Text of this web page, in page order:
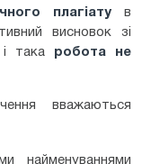
плагіату в
висновок зі
і така робота не
вважаються
найменуваннями